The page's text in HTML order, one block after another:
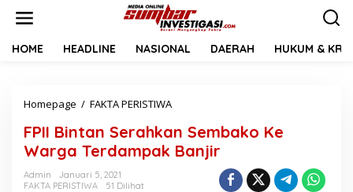
HOME HEADLINE NASIONAL DAERAH HUKUM &
Homepage / FAKTA PERISTIWA
I
B
FPII Bintan Serahkan Sembako Ke
Warga Terdampak Banjir
Admin
Januari 5, 2021
FAKTA PERISTIWA
51 Dilihat